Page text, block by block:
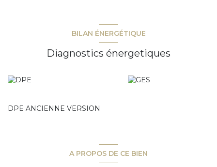
BILAN ÉNERGÉTIQUE
Diagnostics énergetiques
DPE ANCIENNE VERSION
A PROPOS DE CE BIEN